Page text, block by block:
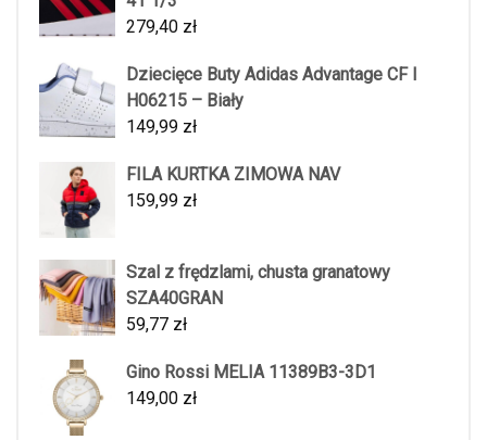
279,40 zł
Dziecięce Buty Adidas Advantage CF I
H06215 – Biały
149,99 zł
FILA KURTKA ZIMOWA NAV
159,99 zł
Szal z frędzlami, chusta granatowy
SZA40GRAN
59,77 zł
Gino Rossi MELIA 11389B3-3D1
149,00 zł